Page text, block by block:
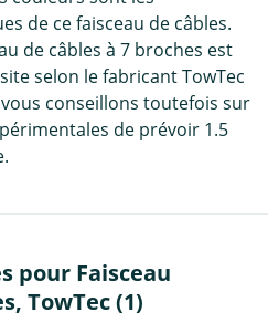
de ce faisceau de câbles.
de câbles à 7 broches est
selon le fabricant TowTec
conseillons toutefois sur
de prévoir 1.5
pour Faisceau
TowTec (1)